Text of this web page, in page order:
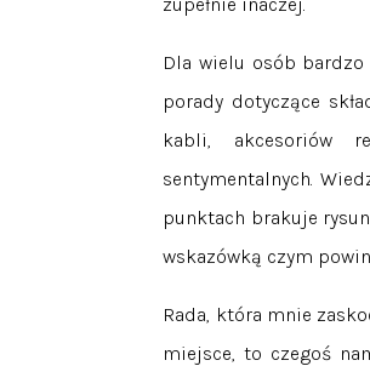
Dla wielu osób
porady dotyczące
kabli, akcesoriów
sentymentalnych.
punktach brakuje
wskazówką czym
Rada, która mnie
miejsce, to czegoś